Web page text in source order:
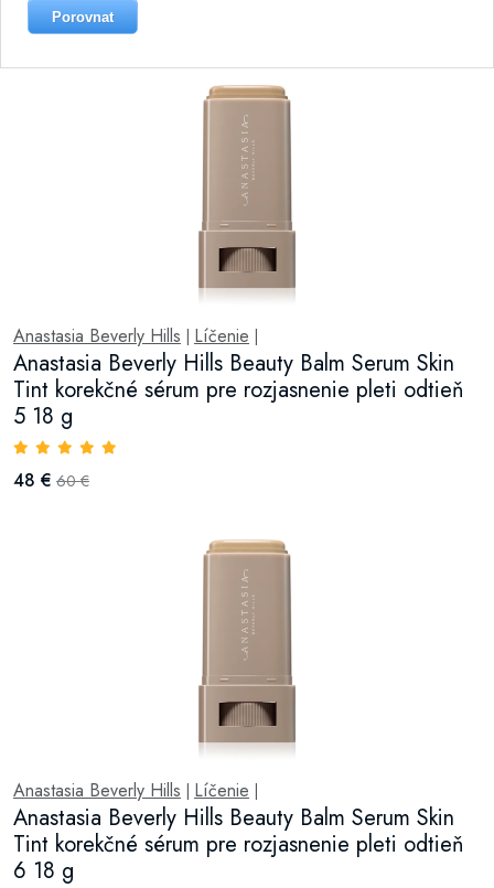
Porovnat
Anastasia Beverly Hills Líčenie
Anastasia Beverly Hills Beauty Balm Serum Skin
Tint korekčné sérum pre rozjasnenie pleti odtieň
5 18 g
48 € 60 €
Anastasia Beverly Hills Líčenie
Anastasia Beverly Hills Beauty Balm Serum Skin
Tint korekčné sérum pre rozjasnenie pleti odtieň
6 18 g